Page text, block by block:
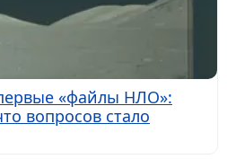
«файлы НЛО»:
вопросов стало